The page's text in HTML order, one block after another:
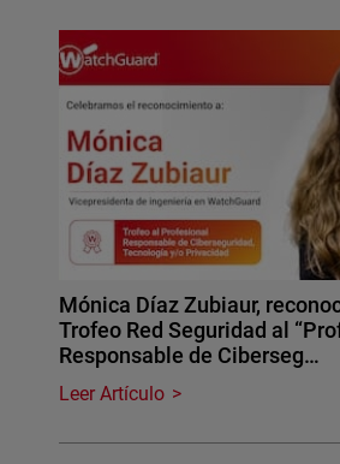
Mónica Díaz Zubiaur,
Trofeo Red Seguridad al
Responsable de Ciberseg…
Leer Artículo